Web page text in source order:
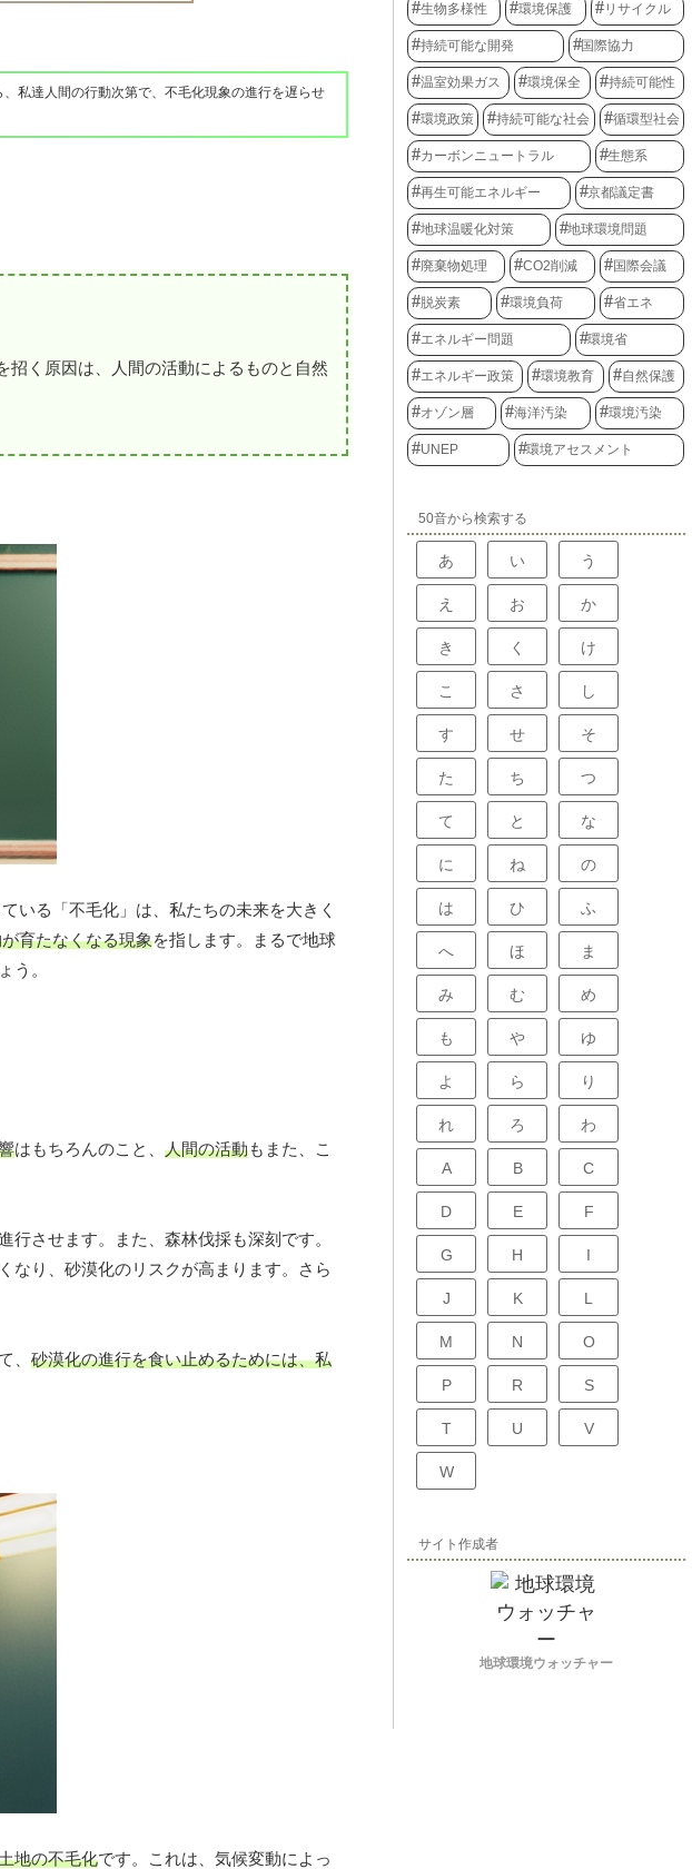
私達人間の行動次第で、不毛化現象の進行を遅らせ
く原因は、人間の活動によるものと自然
いる「不毛化」は、私たちの未来を大きく
育たなくなる現象を指します。まるで地球
う。
はもちろんのこと、 人間の活動もまた、こ
させます。また、森林伐採も深刻です。
なり、砂漠化のリスクが高まります。さら
、 砂漠化の進行を食い止めるためには、私
地の不毛化です。これは、気候変動によっ
生物多様性 環境保護 リサイクル
持続可能な開発 国際協力
温室効果ガス 環境保全 持続可能性
環境政策 持続可能な社会 循環型社会
カーボンニュートラル 生態系
再生可能エネルギー 京都議定書
地球温暖化対策 地球環境問題
廃棄物処理 CO2削減 国際会議
脱炭素 環境負荷 省エネ
エネルギー問題 環境省
エネルギー政策 環境教育 自然保護
オゾン層 海洋汚染 環境汚染
UNEP 環境アセスメント
50音から検索する
あ い う
え お か
き く け
こ さ し
す せ そ
た ち つ
て と な
に ね の
は ひ ふ
へ ほ ま
み む め
も や ゆ
よ ら り
れ ろ わ
A B C
D E F
G H I
J K L
M N O
P R S
T U V
W
サイト作成者
地球環境ウォッチャー